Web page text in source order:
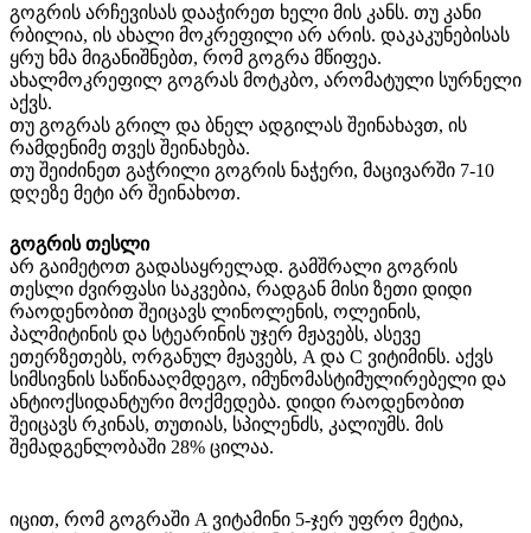
გოგრის არჩევისას დააჭირეთ ხელი მის კანს. თუ კანი
რბილია, ის ახალი მოკრეფილი არ არის. დაკაკუნებისას
ყრუ ხმა მიგანიშნებთ, რომ გოგრა მწიფეა.
ახალმოკრეფილ გოგრას მოტკბო, არომატული სურნელი
აქვს.
თუ გოგრას გრილ და ბნელ ადგილას შეინახავთ, ის
რამდენიმე თვეს შეინახება.
თუ შეიძინეთ გაჭრილი გოგრის ნაჭერი, მაცივარში 7-10
დღეზე მეტი არ შეინახოთ.
გოგრის თესლი
არ გაიმეტოთ გადასაყრელად. გამშრალი გოგრის
თესლი ძვირფასი საკვებია, რადგან მისი ზეთი დიდი
რაოდენობით შეიცავს ლინოლენის, ოლეინის,
პალმიტინის და სტეარინის უჯერ მჟავებს, ასევე
ეთერზეთებს, ორგანულ მჟავებს, A და C ვიტიმინს. აქვს
სიმსივნის საწინააღმდეგო, იმუნომასტიმულირებელი და
ანტიოქსიდანტური მოქმედება. დიდი რაოდენობით
შეიცავს რკინას, თუთიას, სპილენძს, კალიუმს. მის
შემადგენლობაში 28% ცილაა.
იცით, რომ გოგრაში A ვიტამინი 5-ჯერ უფრო მეტია,